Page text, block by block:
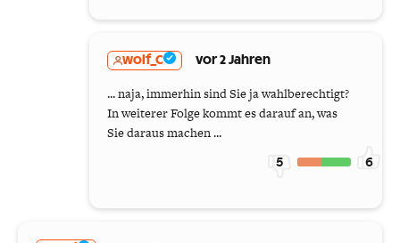
wolf_C vor 2 Jahren
... naja, immerhin sind Sie ja wahlberechtigt?
In weiterer Folge kommt es darauf an, was
Sie daraus machen ...
5 6